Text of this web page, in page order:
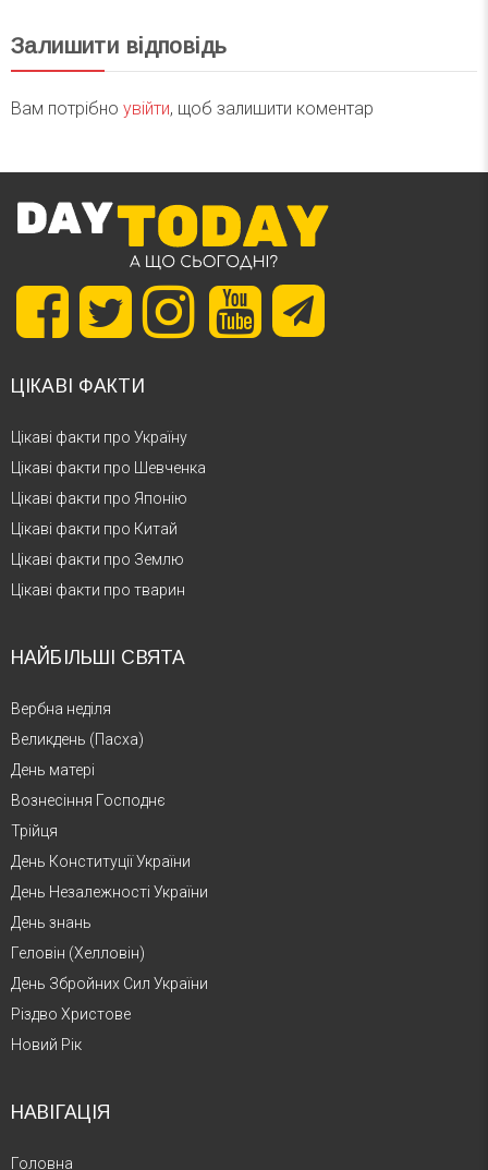
Залишити відповідь
Вам потрібно увійти, щоб залишити коментар
ЦІКАВІ ФАКТИ
Цікаві факти про Україну
Цікаві факти про Шевченка
Цікаві факти про Японію
Цікаві факти про Китай
Цікаві факти про Землю
Цікаві факти про тварин
НАЙБІЛЬШІ СВЯТА
Вербна неділя
Великдень (Пасха)
День матері
Вознесіння Господнє
Трійця
День Конституції України
День Незалежності України
День знань
Геловін (Хелловін)
День Збройних Сил України
Різдво Христове
Новий Рік
НАВІГАЦІЯ
Головна